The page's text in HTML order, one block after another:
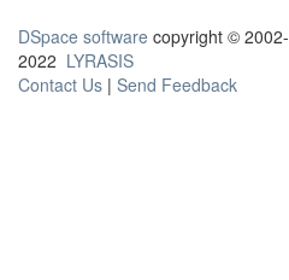
DSpace software copyright © 2002-
2022 LYRASIS
Contact Us | Send Feedback